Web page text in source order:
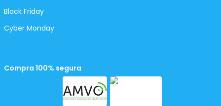
Black Friday
Cyber Monday
Compra 100% segura